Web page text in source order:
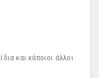
και κάποιοι άλλοι